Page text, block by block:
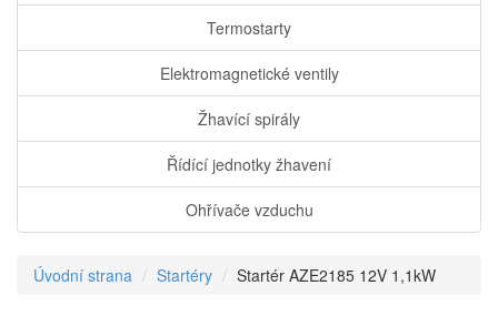
Termostarty
Elektromagnetické ventily
Žhavící spirály
Řídící jednotky žhavení
Ohřívače vzduchu
Úvodní strana Startéry Startér AZE2185 12V 1,1kW